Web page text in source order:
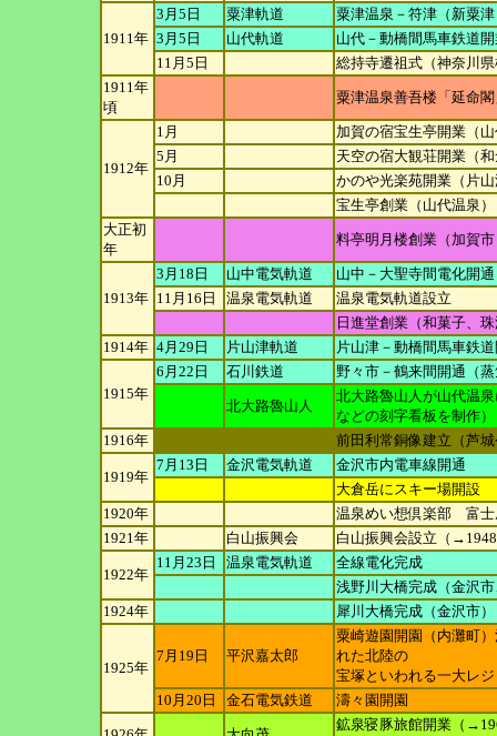
1911年
3月5日 粟津軌道
粟津温泉－符津（新粟
3月5日
山代軌道
山代－動橋間馬車鉄道
11月5日
総持寺遷祖式（神奈川
1911年
頃
粟津温泉善吾楼「延命
1912年
1月
加賀の宿宝生亭開業（
5月
天空の宿大観荘開業（
10月
かのや光楽苑開業（片
宝生亭創業（山代温泉）
大正初
年
料亭明月楼創業（加賀
1913年
3月18日 山中電気軌道
山中－大聖寺間電化開
11月16日
温泉電気軌道
温泉電気軌道設立
日進堂創業（和菓子、
1914年 4月29日 片山津軌道 片山津－動橋間馬車鉄
1915年
6月22日 石川鉄道 野々市－鶴来間開通（
北大路魯山人
北大路魯山人が山代温
などの刻字看板を制作）
1916年
前田利常銅像建立（芦
1919年
7月13日 金沢電気軌道
金沢市内電車線開通
大倉岳にスキー場開設
1920年
温泉めい想倶楽部 富士
1921年
白山振興会 白山振興会設立（
1922年
11月23日 温泉電気軌道
全線電化完成
浅野川大橋完成（金沢
1924年
犀川大橋完成（金沢市）
1925年
7月19日 平沢嘉太郎
粟崎遊園開園（内灘町
れた北陸の
宝塚といわれる一大レ
10月20日
金石電気鉄道 濤々園開園
鉱泉寝豚旅館開業（